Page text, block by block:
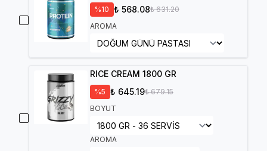
%10 ₺ 568.08₺ 631.20
AROMA
RICE CREAM 1800 GR
%5 ₺ 645.19₺ 679.15
BOYUT
AROMA